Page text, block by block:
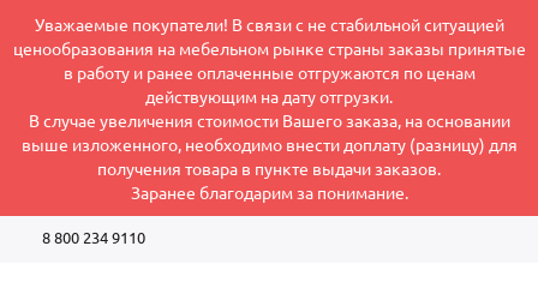
Уважаемые покупатели! В связи с не стабильной ситуацией
ценообразования на мебельном рынке страны заказы принятые
в работу и ранее оплаченные отгружаются по ценам
действующим на дату отгрузки.
В случае увеличения стоимости Вашего заказа, на основании
выше изложенного, необходимо внести доплату (разницу) для
получения товара в пункте выдачи заказов.
Заранее благодарим за понимание.
8 800 234 9110